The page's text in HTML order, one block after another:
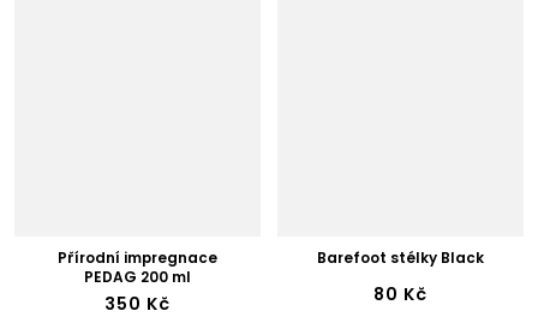
Přírodní impregnace
PEDAG 200 ml
350 Kč
Barefoot stélky Black
80 Kč